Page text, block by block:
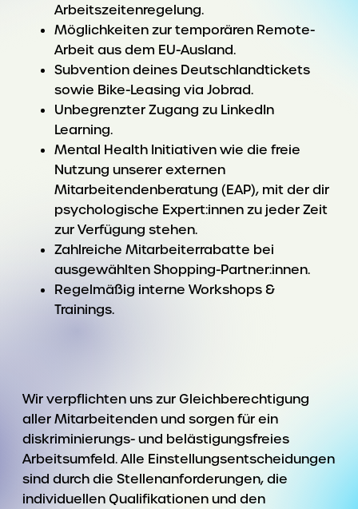
Arbeitszeitenregelung.
Möglichkeiten zur temporären Remote-
Arbeit aus dem EU-Ausland.
Subvention deines Deutschlandtickets
sowie Bike-Leasing via Jobrad.
Unbegrenzter Zugang zu LinkedIn
Learning.
Mental Health Initiativen wie die freie
Nutzung unserer externen
Mitarbeitendenberatung (EAP), mit der dir
psychologische Expert:innen zu jeder Zeit
zur Verfügung stehen.
Zahlreiche Mitarbeiterrabatte bei
ausgewählten Shopping-Partner:innen.
Regelmäßig interne Workshops &
Trainings.
Wir verpflichten uns zur Gleichberechtigung
aller Mitarbeitenden und sorgen für ein
diskriminierungs- und belästigungsfreies
Arbeitsumfeld. Alle Einstellungsentscheidungen
sind durch die Stellenanforderungen, die
individuellen Qualifikationen und den